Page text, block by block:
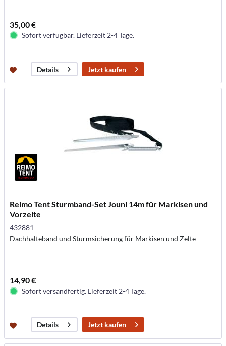
35,00 €
Sofort verfügbar. Lieferzeit 2-4 Tage.
Details Jetzt kaufen
Reimo Tent Sturmband-Set Jouni 14m für Markisen und
Vorzelte
432881
Dachhalteband und Sturmsicherung für Markisen und Zelte
14,90 €
Sofort versandfertig. Lieferzeit 2-4 Tage.
Details Jetzt kaufen